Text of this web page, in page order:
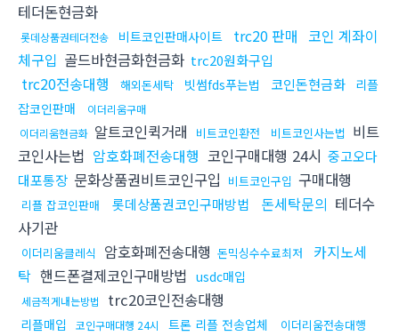
테더돈현금화
롯데상품권테더전송 비트코인판매사이트 trc20 판매 코인 계좌이
체구입 골드바현금화현금화 trc20원화구입
trc20전송대행 해외돈세탁 빗썸fds푸는법 코인돈현금화 리플
잡코인판매
이더리움구매
이더리움현금화 알트코인퀵거래 비트코인환전 비트코인사는법 비트
코인사는법 암호화폐전송대행 코인구매대행 24시 중고오다
대포통장 문화상품권비트코인구입 비트코인구입 구매대행
리플 잡코인판매 롯데상품권코인구매방법 돈세탁문의 테더수
사기관
이더리움클레식 암호화폐전송대행 돈믹싱수수료최저
카지노세
탁 핸드폰결제코인구매방법 usdc매입
세금적게내는방법 trc20코인전송대행
리플매입 코인구매대행 24시 트론 리플 전송업체 이더리움전송대행